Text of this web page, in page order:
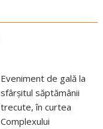
Eveniment de gală la
sfârșitul săptămânii
trecute, în curtea
Complexului